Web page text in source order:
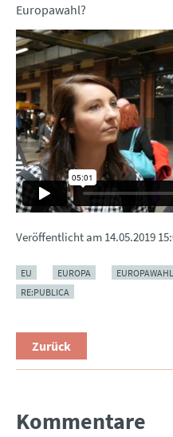
Europawahl?
Veröffentlicht am 14.05.2019
EU EUROPA EUROPAWAHL
RE:PUBLICA
Zurück
Kommentare